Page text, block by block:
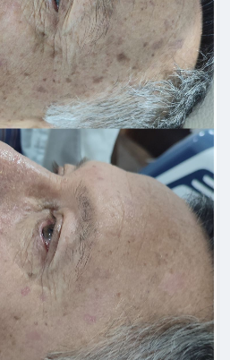
y súper
los servicios